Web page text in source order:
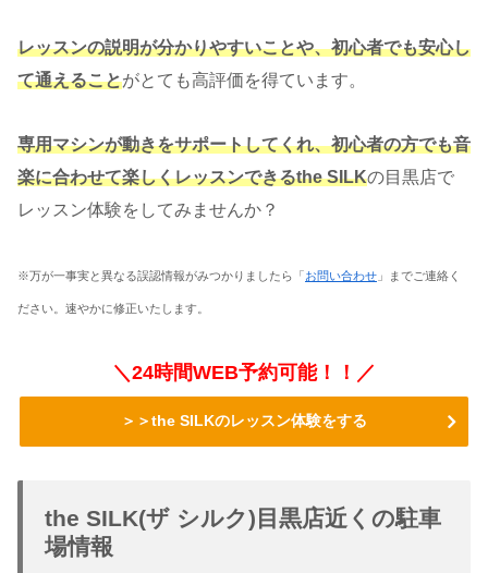
レッスンの説明が分かりやすいことや、初心者でも安心し
て通えることがとても高評価を得ています。
専用マシンが動きをサポートしてくれ、初心者の方でも音
楽に合わせて楽しくレッスンできるthe SILKの目黒店で
レッスン体験をしてみませんか？
※万が一事実と異なる誤認情報がみつかりましたら「お問い合わせ 」までご連絡く
ださい。速やかに修正いたします。
＼24時間WEB予約可能！！／
＞＞the SILKのレッスン体験をする
the SILK(ザ シルク)目黒店近くの駐車
場情報